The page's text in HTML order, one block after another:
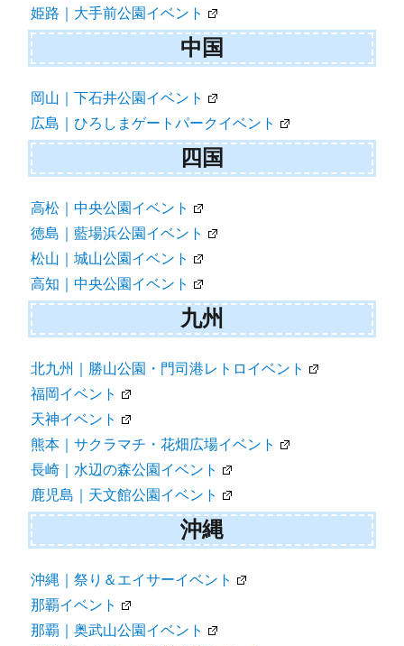
姫路｜大手前公園イベント
中国
岡山｜下石井公園イベント
広島｜ひろしまゲートパークイベント
四国
高松｜中央公園イベント
徳島｜藍場浜公園イベント
松山｜城山公園イベント
高知｜中央公園イベント
九州
北九州｜勝山公園・門司港レトロイベント
福岡イベント
天神イベント
熊本｜サクラマチ・花畑広場イベント
長崎｜水辺の森公園イベント
鹿児島｜天文館公園イベント
沖縄
沖縄｜祭り＆エイサーイベント
那覇イベント
那覇｜奥武山公園イベント